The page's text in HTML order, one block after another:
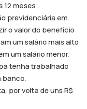
12 meses.
previdenciária em
o valor do benefício
um salário mais alto
um salário menor.
tenha trabalhado
banco.
por volta de uns R$